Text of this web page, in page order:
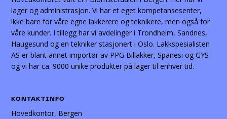
lager og administrasjon. Vi har et eget kompetansesenter,
ikke bare for våre egne lakkerere og teknikere, men også for
våre kunder. I tillegg har vi avdelinger i Trondheim, Sandnes,
Haugesund og en tekniker stasjonert i Oslo. Lakkspesialisten
AS er blant annet importør av PPG Billakker, Spanesi og GYS
og vi har ca. 9000 unike produkter på lager til enhver tid.
KONTAKTINFO
Hovedkontor, Bergen